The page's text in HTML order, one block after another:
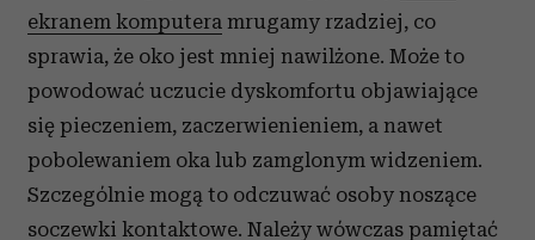
ekranem komputera mrugamy rzadziej, co
sprawia, że oko jest mniej nawilżone. Może to
powodować uczucie dyskomfortu objawiające
się pieczeniem, zaczerwienieniem, a nawet
pobolewaniem oka lub zamglonym widzeniem.
Szczególnie mogą to odczuwać osoby noszące
soczewki kontaktowe. Należy wówczas pamiętać